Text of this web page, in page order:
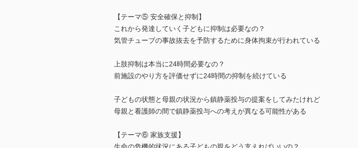
【テーマ⑤ 安全確保と抑制】
これから発達していく子どもに抑制は必要なの？
気管チューブの事故抜去を予防するために身体拘束が行われている
上肢抑制は本当に24時間必要なの？
前施設のやり方を評価せずに24時間の抑制を続けている
子どもの状態と母親の状況から鎮静薬投与の提案をしてみたけれど
母親と看護師の間で鎮静薬投与への考えが異なる可能性がある
【テーマ⑥ 家族支援】